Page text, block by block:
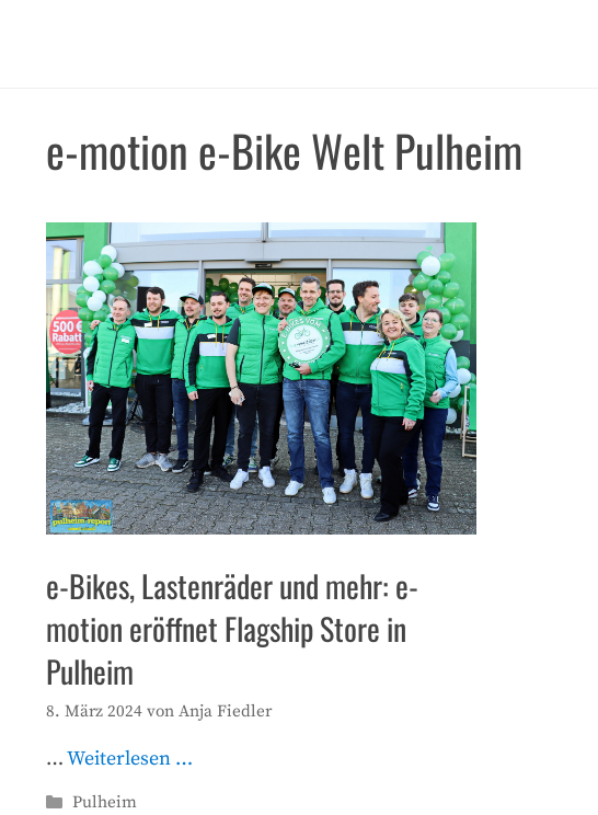
e-motion e-Bike Welt Pulheim
e-Bikes, Lastenräder und mehr: e-
motion eröffnet Flagship Store in
Pulheim
8. März 2024 von Anja Fiedler
…Weiterlesen …
Kategorien
Pulheim